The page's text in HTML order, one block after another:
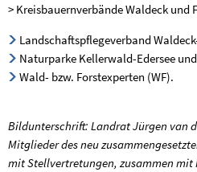
> Kreisbauernverbände Waldeck und
Landschaftspflegeverband
Naturparke Kellerwald-Edersee
Wald- bzw. Forstexperten (WF).
Bildunterschrift: Landrat Jürgen van
Mitglieder des neu
mit Stellvertretungen, zusammen